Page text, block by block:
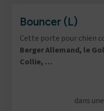
Bouncer (L)
Cette porte pour chien
Berger Allemand, le
Collie, …
dans